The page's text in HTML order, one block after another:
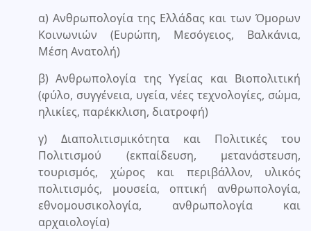
α) Ανθρωπολογία της Ελλάδας και των Όμορων
Κοινωνιών (Ευρώπη, Μεσόγειος, Βαλκάνια,
Μέση Ανατολή)
β) Ανθρωπολογία της Υγείας και Βιοπολιτική
(φύλο, συγγένεια, υγεία, νέες τεχνολογίες, σώμα,
ηλικίες, παρέκκλιση, διατροφή)
γ) Διαπολιτισμικότητα και Πολιτικές του
Πολιτισμού (εκπαίδευση, μετανάστευση,
τουρισμός, χώρος και περιβάλλον, υλικός
πολιτισμός, μουσεία, οπτική ανθρωπολογία,
εθνομουσικολογία, ανθρωπολογία και
αρχαιολογία)